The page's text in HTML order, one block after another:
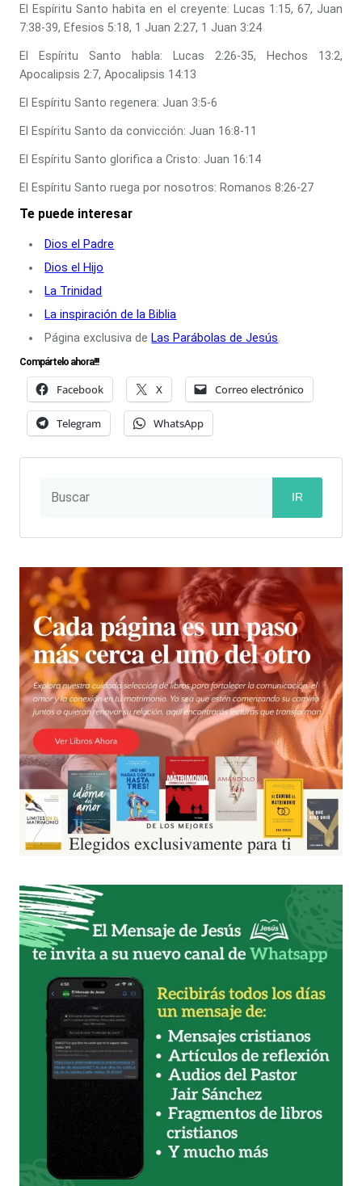
El Espíritu Santo habita en el creyente: Lucas 1:15, 67, Juan
7:38-39, Efesios 5:18, 1 Juan 2:27, 1 Juan 3:24
El Espíritu Santo habla: Lucas 2:26-35, Hechos 13:2,
Apocalipsis 2:7, Apocalipsis 14:13
El Espíritu Santo regenera: Juan 3:5-6
El Espíritu Santo da convicción: Juan 16:8-11
El Espíritu Santo glorifica a Cristo: Juan 16:14
El Espíritu Santo ruega por nosotros: Romanos 8:26-27
Te puede interesar
Dios el Padre
Dios el Hijo
La Trinidad
La inspiración de la Biblia
Página exclusiva deLas Parábolas de Jesús.
Compártelo ahora!!!
Facebook X Correo electrónico
Telegram WhatsApp
IR